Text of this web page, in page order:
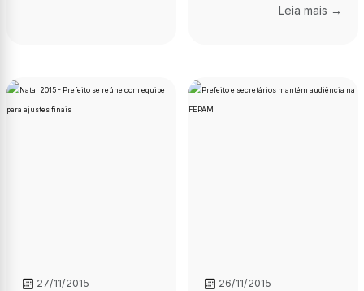
Leia mais →
27/11/2015 26/11/2015